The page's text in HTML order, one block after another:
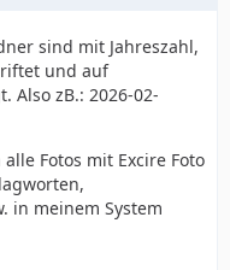
sind mit Jahreszahl,
und auf
Also zB.: 2026-02-
Fotos mit Excire Foto
in meinem System